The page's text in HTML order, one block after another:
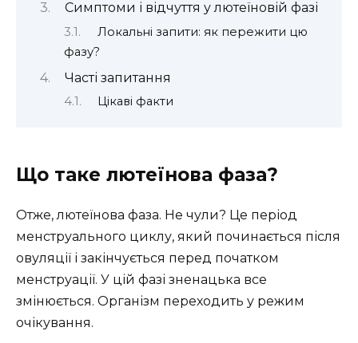
Симптоми і відчуття у лютеїновій фазі
Локальні запити: як пережити цю
фазу?
Часті запитання
Цікаві факти
Що таке лютеїнова фаза?
Отже, лютеїнова фаза. Не чули? Це період
менструального циклу, який починається після
овуляції і закінчується перед початком
менструації. У цій фазі зненацька все
змінюється. Організм переходить у режим
очікування.